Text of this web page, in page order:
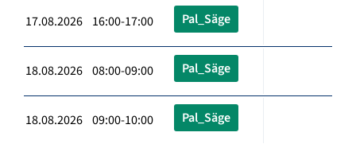
17.08.2026 16:00-17:00 Pal_Säge
18.08.2026 08:00-09:00 Pal_Säge
18.08.2026 09:00-10:00 Pal_Säge